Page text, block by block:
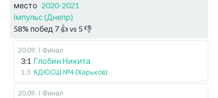
место 2020-2021
Імпульс (Днепр)
58% побед 7 👍 vs 5 👎
20.09. I Финал
3:1 Глобин Никита
1:3 КДЮСШ №4 (Харьков)
20.09. I Финал